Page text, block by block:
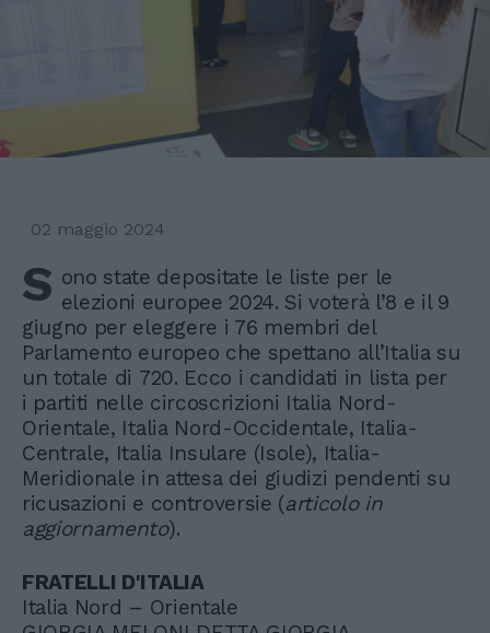
02 maggio 2024
S ono state depositate le liste per le
elezioni europee 2024. Si voterà l’8 e il 9
giugno per eleggere i 76 membri del
Parlamento europeo che spettano all’Italia su
un totale di 720. Ecco i candidati in lista per
i partiti nelle circoscrizioni Italia Nord-
Orientale, Italia Nord-Occidentale, Italia-
Centrale, Italia Insulare (Isole), Italia-
Meridionale in attesa dei giudizi pendenti su
ricusazioni e controversie (articolo in
aggiornamento).
FRATELLI D'ITALIA
Italia Nord – Orientale